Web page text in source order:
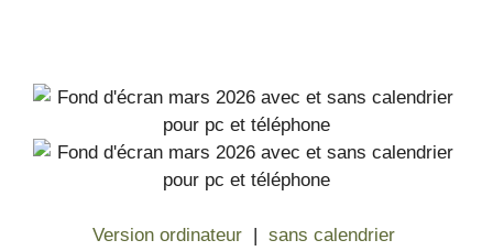
Version ordinateur | sans calendrier